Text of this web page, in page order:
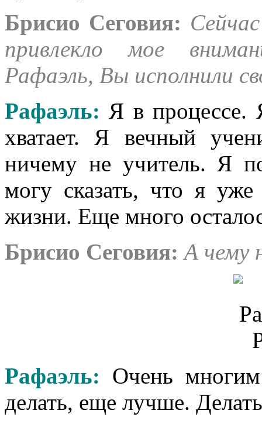
Брисио Сеговия:
привлекло мое
Рафаэль, Вы исполнили
Рафаэль: Я в
хватает. Я вечный
ничему не учитель. Я
могу сказать, что я
жизни. Еще много
Брисио Сеговия:А чему
Рафаэль: Очень
делать, еще лучше.